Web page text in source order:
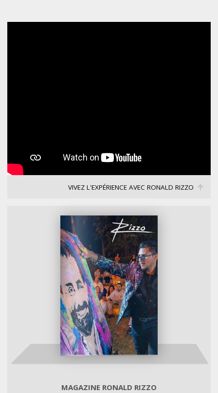
VIVEZ L'EXPÉRIENCE AVEC RONALD RIZZO
MAGAZINE RONALD RIZZO